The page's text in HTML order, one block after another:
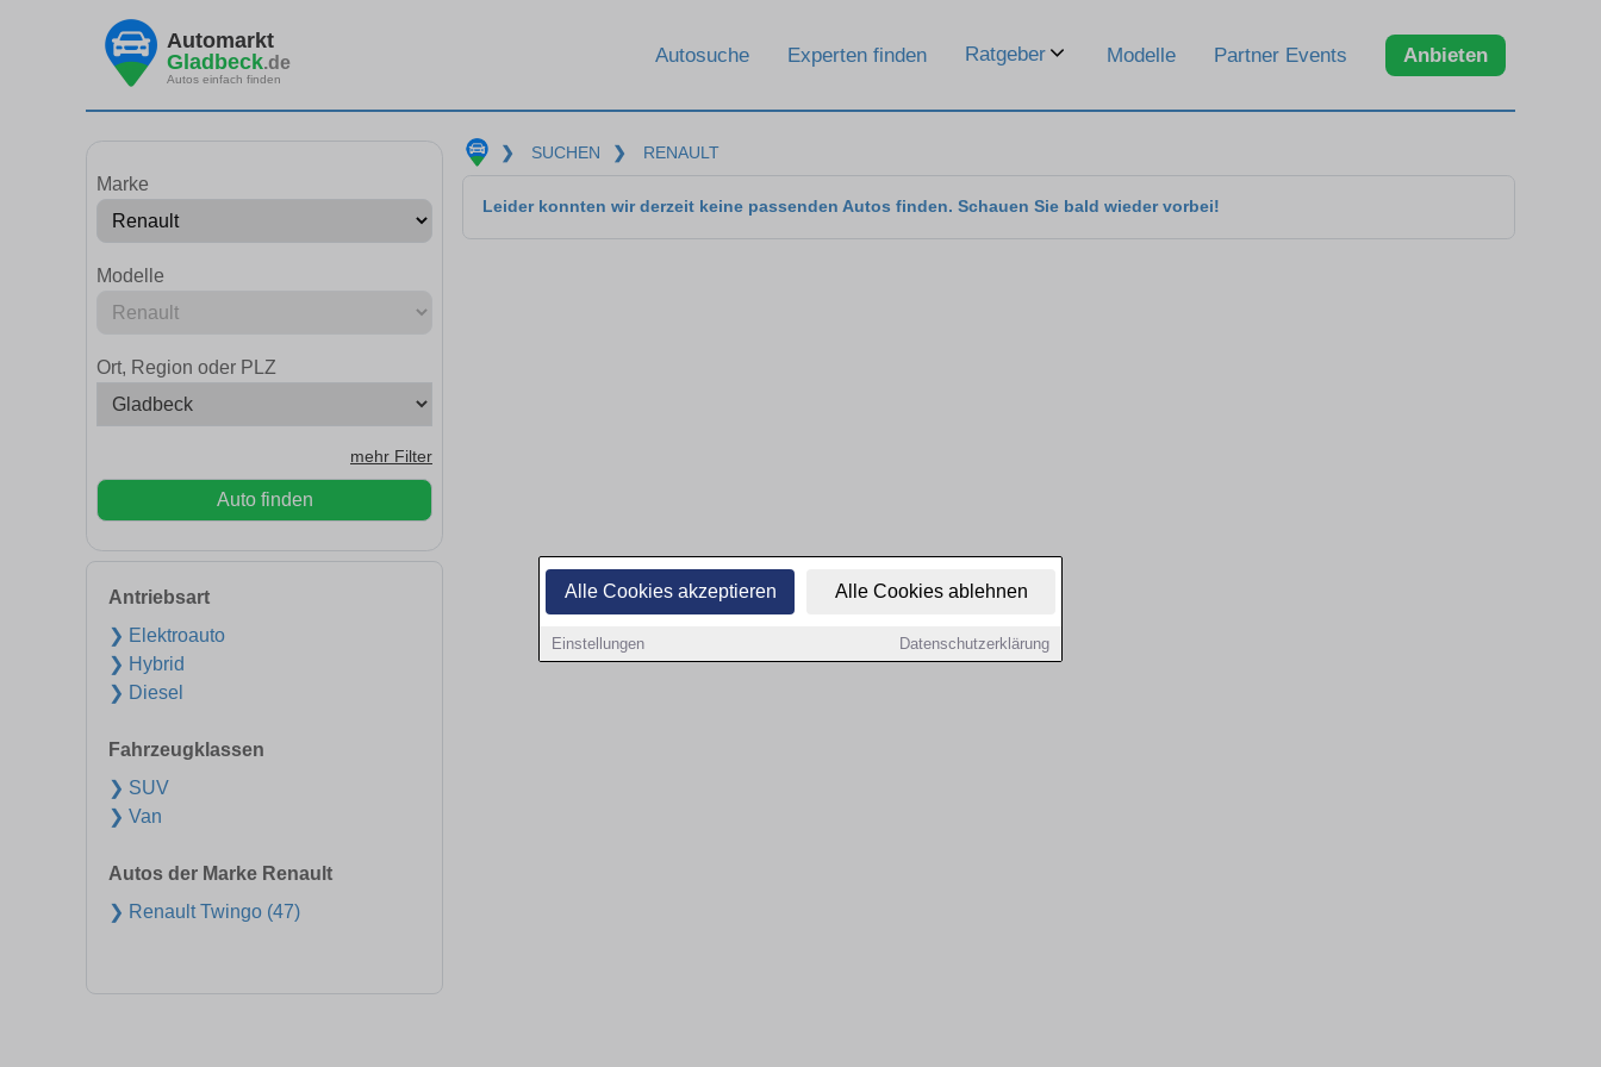
Alle Cookies akzeptieren Alle Cookies ablehnen
Einstellungen Datenschutzerklärung
Automarkt
Gladbeck.de
Autos einfach finden
Autosuche Experten finden Ratgeber Modelle Partner Events Anbieten
Marke
Modelle
Ort, Region oder PLZ
mehr Filter
Auto finden
Antriebsart
❯ Elektroauto
❯ Hybrid
❯ Diesel
Fahrzeugklassen
❯ SUV
❯ Van
Autos der Marke Renault
❯ Renault Twingo (47)
❯ SUCHEN ❯ RENAULT
Leider konnten wir derzeit keine passenden Autos finden. Schauen Sie bald wieder vorbei!